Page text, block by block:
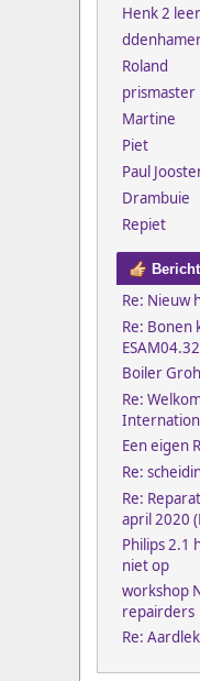
Henk 2
Roland
prismaster
Martine
Piet
Paul
Drambuie
Repiet
Re: Nieuw
Re:
Boiler
Re:
Een eigen
Re:
Re:
april 2020
Philips 2.1
niet op
workshop
repairders
Re: